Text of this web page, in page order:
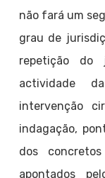
não fará um
grau de
repetição do
actividade
intervenção
indagação,
dos
apontados